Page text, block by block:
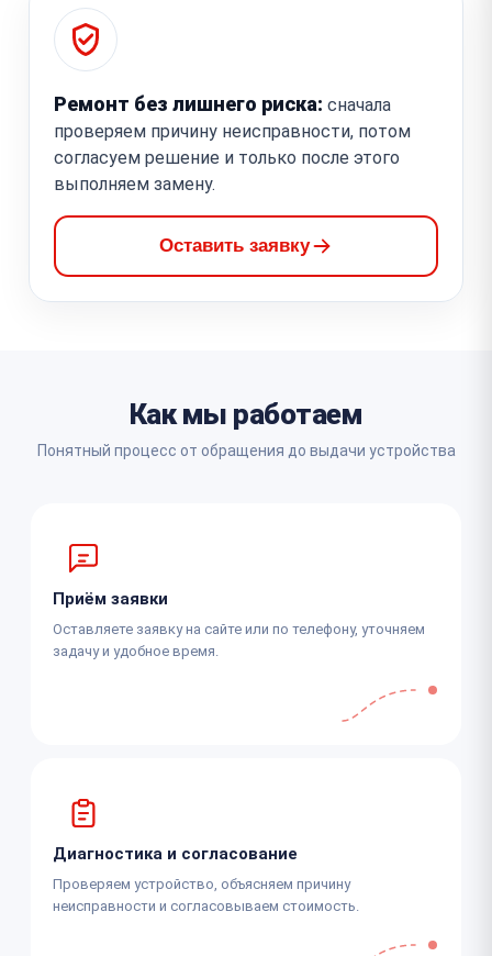
Ремонт без лишнего риска: сначала
проверяем причину неисправности, потом
согласуем решение и только после этого
выполняем замену.
Оставить заявку
Как мы работаем
Понятный процесс от обращения до выдачи устройства
Приём заявки
Оставляете заявку на сайте или по телефону, уточняем
задачу и удобное время.
Диагностика и согласование
Проверяем устройство, объясняем причину
неисправности и согласовываем стоимость.